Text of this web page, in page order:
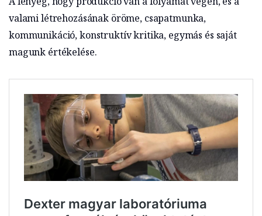
valami létrehozásának öröme, csapatmunka,
kommunikáció, konstruktív kritika, egymás és saját
magunk értékelése.